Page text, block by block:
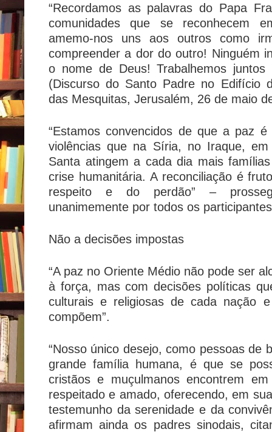
“Recordamos as palavras do Papa
comunidades que se reconhecem
amemo-nos uns aos outros como
compreender a dor do outro! Ninguém
o nome de Deus! Trabalhemos
(Discurso do Santo Padre no Edifício
das Mesquitas, Jerusalém, 26 de maio
“Estamos convencidos de que a paz
violências que na Síria, no Iraque,
Santa atingem a cada dia mais
crise humanitária. A reconciliação é
respeito e do perdão” –
unanimemente por todos os
Não a decisões impostas
“A paz no Oriente Médio não pode ser
à força, mas com decisões políticas
culturais e religiosas de cada nação
compõem”.
“Nosso único desejo, como pessoas de
grande família humana, é que se
cristãos e muçulmanos encontrem
respeitado e amado, oferecendo, em
testemunho da serenidade e da
afirmam ainda os padres sinodais,